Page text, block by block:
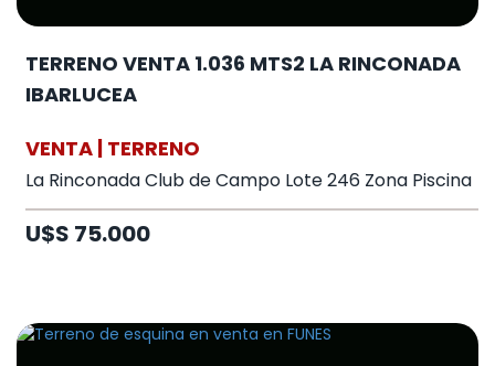
TERRENO VENTA 1.036 MTS2 LA RINCONADA
IBARLUCEA
VENTA | TERRENO
La Rinconada Club de Campo Lote 246 Zona Piscina
U$S 75.000